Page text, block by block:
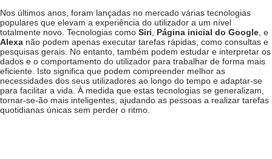
Nos últimos anos, foram lançadas no mercado várias tecnologias
populares que elevam a experiência do utilizador a um nível
totalmente novo. Tecnologias como Siri Página inicial do Google , e
Alexa não podem apenas executar tarefas rápidas, como consultas e
pesquisas gerais. No entanto, também podem estudar e interpretar os
dados e o comportamento do utilizador para trabalhar de forma mais
eficiente. Isto significa que podem compreender melhor as
necessidades dos seus utilizadores ao longo do tempo e adaptar-se
para facilitar a vida. À medida que estas tecnologias se generalizam,
tornar-se-ão mais inteligentes, ajudando as pessoas a realizar tarefas
quotidianas únicas sem perder o ritmo.